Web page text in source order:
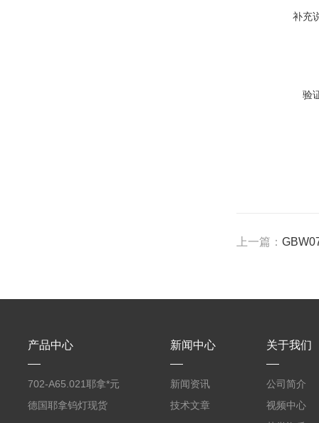
补充
验
上一篇：
产品中心
702-A65.021耶拿*元
素分析仪反应罐
德国耶拿钨灯现货
新闻中心
新闻资讯
技术文章
关于我们
公司简介
视频中心